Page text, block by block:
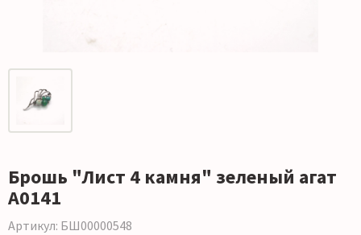
Брошь "Лист 4 камня" зеленый агат
А0141
Артикул: БШ00000548